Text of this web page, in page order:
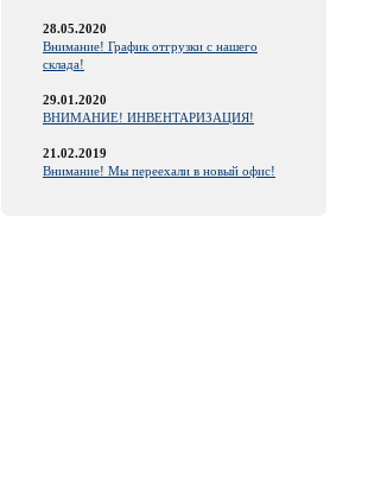
28.05.2020
Внимание! График отгрузки с нашего
склада!
29.01.2020
ВНИМАНИЕ! ИНВЕНТАРИЗАЦИЯ!
21.02.2019
Внимание! Мы переехали в новый офис!